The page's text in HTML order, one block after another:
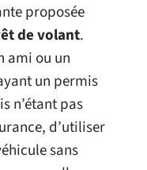
proposée
de volant.
ami ou un
un permis
n’étant pas
d’utiliser
sans